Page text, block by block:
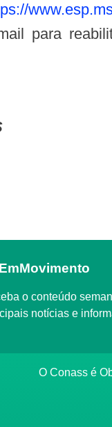
para
notícias e
O Conass é